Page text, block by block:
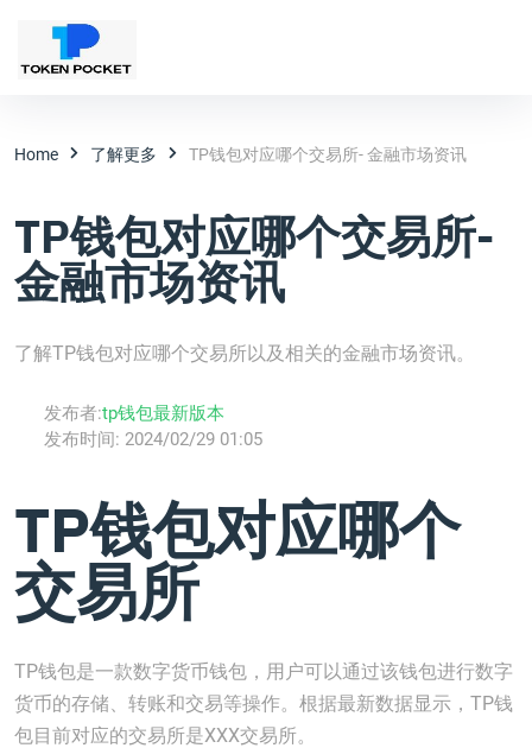
Home 了解更多 TP钱包对应哪个交易所- 金融市场资讯
TP钱包对应哪个交易所-
金融市场资讯
了解TP钱包对应哪个交易所以及相关的金融市场资讯。
发布者:tp钱包最新版本
发布时间: 2024/02/29 01:05
TP钱包对应哪个
交易所
TP钱包是一款数字货币钱包，用户可以通过该钱包进行数字
货币的存储、转账和交易等操作。根据最新数据显示，TP钱
包目前对应的交易所是XXX交易所。